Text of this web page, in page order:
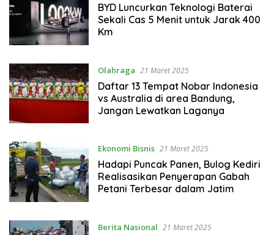
BYD Luncurkan Teknologi Baterai
Sekali Cas 5 Menit untuk Jarak 400
Km
Olahraga 21 Maret 2025
Daftar 13 Tempat Nobar Indonesia
vs Australia di area Bandung,
Jangan Lewatkan Laganya
Ekonomi Bisnis 21 Maret 2025
Hadapi Puncak Panen, Bulog Kediri
Realisasikan Penyerapan Gabah
Petani Terbesar dalam Jatim
Berita Nasional 21 Maret 2025